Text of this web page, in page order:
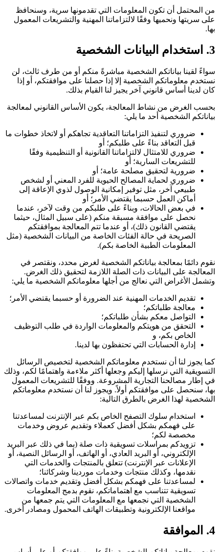
من المحتمل أن تكون المعلومات التي تقدمونها سرية، وسنحافظ
على سريتها ونحميها وفقًا لالتزاماتنا المهنية والتشريعات المعمول
بها.
3. استخدام البيانات الشخصية
سواءً لقينا بياناتكم الشخصية مباشرةً منكم أو من طرف ثالث، لن
نستخدم معلوماتكم الشخصية إلا إذا حصلنا على موافقتكم، أو إذا
كان لدينا أساس قانوني آخر يجيز لنا القيام بذلك.
بحسب الغرض من نشاط المعالجة، يكون الأساس القانوني لمعالجة
بياناتكم الشخصية أحد ما يلي:
ضروري لتنفيذ التزاماتنا التعاقدية تجاهكم أو لاتخاذ خطوات ما
قبل التعاقد بناءً على طلبكم؛ أو
ضروري للامتثال لالتزاماتنا القانونية أو التنظيمية وفقًا
للتشريعات السارية؛ أو
ضرورية لتحقيق مصلحة عامة؛ أو
ضروري لحماية المصالح الحيوية للفرد المعني أو لشخص
طبيعي آخر، مثل توفير إمكانية الوصول لذوي الإعاقة إلى
أماكن العمل حسبما يقتضي الأمر؛ أو
في بعض الحالات، وبناءً على طلبكم من وقت لآخر، عندما
نحصل على موافقة مسبقة منكم (على سبيل المثال، حيثما
يقتضي القانون ذلك)، أو عندما تتم المعالجة بموافقتكم
الصريحة في حالة الفئات الخاصة من البيانات الشخصية (مثل
المعلومات الطبية الخاصة بكم).
نقوم دائمًا بمعالجة بياناتكم الشخصية لغرض محدد، ونقتصر في
المعالجة على البيانات ذات الصلة اللازمة لتحقيق ذلك الغرض.
وتشمل الأغراض التي نعالج من أجلها معلوماتكم الشخصية ما يلي:
تقديم الخدمات المهنية عند الضرورة أو حسبما يقتضي الأمر؛
معالجة طلباتكم؛
التواصل معكم بشأن طلباتكم؛
التحقق من هويتكم والمعلومات الواردة في طلب التوظيف
الخاص بكم، و
إدارة الحسابات التي تحتفظون بها لدينا.
كما يجوز لنا أن نستخدم معلوماتكم الشخصية لتخصيص الرسائل
التسويقية التي نرسلها إليكم وجعلها أكثر ملاءمة واهتمامًا لكم، وذلك
في إطار مصالحنا التجارية المشروعة. ووفقًا للتشريعات المعمول
بها، سنحصل على موافقتكم أولاً. ويجوز لنا أن نستخدم معلوماتكم
الشخصية لهذا الغرض بالطرق التالية:
استخدام سلوك التصفح الخاص بكم عبر الإنترنت لمساعدتنا
على فهمكم بشكل أفضل كعملاء وتقديم عروض وخدمات
مخصصة لكم؛
تزويدكم بمراسلات تسويقية ذات صلة (بما في ذلك عبر البريد
الإلكتروني، أو البريد العادي، أو الهاتف، أو الرسائل النصية، أو
الإعلانات عبر الإنترنت) تتعلق بالمنتجات والخدمات التي
نقدمها، وكذلك منتجات وخدمات موردينا وشركائنا؛
لمساعدتنا على فهمكم بشكل أفضل وتقديم خدمات واتصالات
تسويقية تتناسب مع اهتماماتكم، نقوم بدمج المعلومات
الشخصية التي نجمعها مع المعلومات التي يتم جمعها من
مواقعنا الإلكترونية وتطبيقات الهاتف المحمول ومصادر أخرى.
4. الموافقة